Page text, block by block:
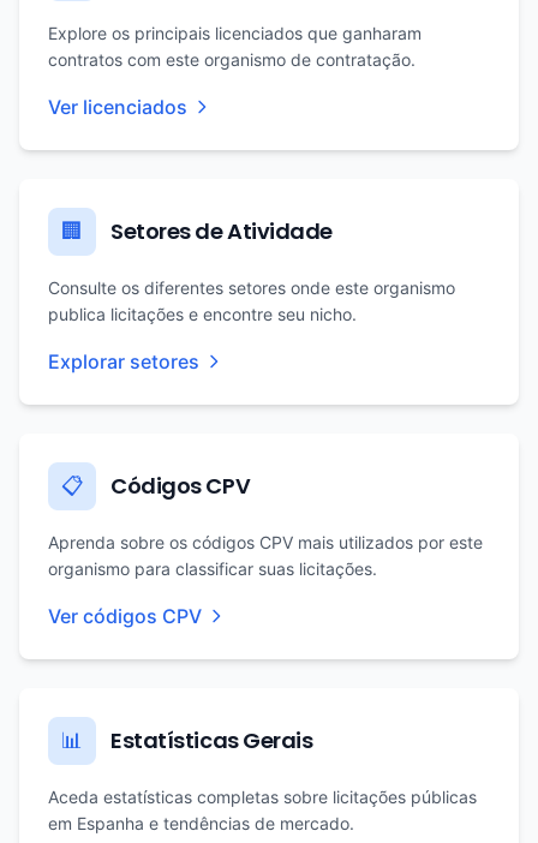
Explore os principais licenciados que ganharam
contratos com este organismo de contratação.
Ver licenciados
🏢 Setores de Atividade
Consulte os diferentes setores onde este organismo
publica licitações e encontre seu nicho.
Explorar setores
📋 Códigos CPV
Aprenda sobre os códigos CPV mais utilizados por este
organismo para classificar suas licitações.
Ver códigos CPV
📊 Estatísticas Gerais
Aceda estatísticas completas sobre licitações públicas
em Espanha e tendências de mercado.